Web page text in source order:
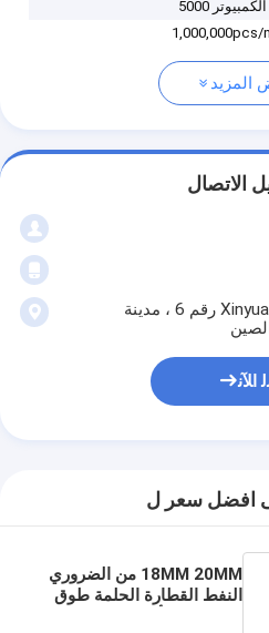
5000
1,000,000pcs/
المزيد
الاتصال
9303-9305 بلوك C ، طريق Xinyuan رقم 6 ، مدينة
ﺍﻶﻧ
افضل سعر ل
18MM 20MM من الضروري
النفط القطارة الحلمة طوق